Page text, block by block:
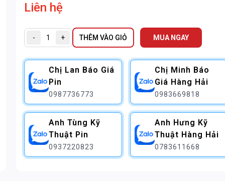
Liên hệ
- + THÊM VÀO GIỎ MUA NGAY
Chị Lan Báo Giá
Pin
0987736773
Chị Minh Báo
Giá Hàng Hải
0983669818
Anh Tùng Kỹ
Thuật Pin
0937220823
Anh Hưng Kỹ
Thuật Hàng Hải
0783611668